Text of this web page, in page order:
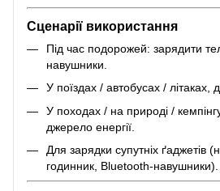
Сценарії використання
Під час подорожей: зарядити
навушники.
У поїздах / автобусах / літаках,
У походах / на природі /
джерело енергії.
Для зарядки супутніх ґаджетів
годинник, Bluetooth-навушники).